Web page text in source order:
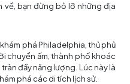
về, bạn đừng bỏ lỡ những địa
phá Philadelphia, thủ phủ
chuyển ấm, thành phố khoác
đầy năng lượng. Lúc này là
phá các di tích lịch sử.